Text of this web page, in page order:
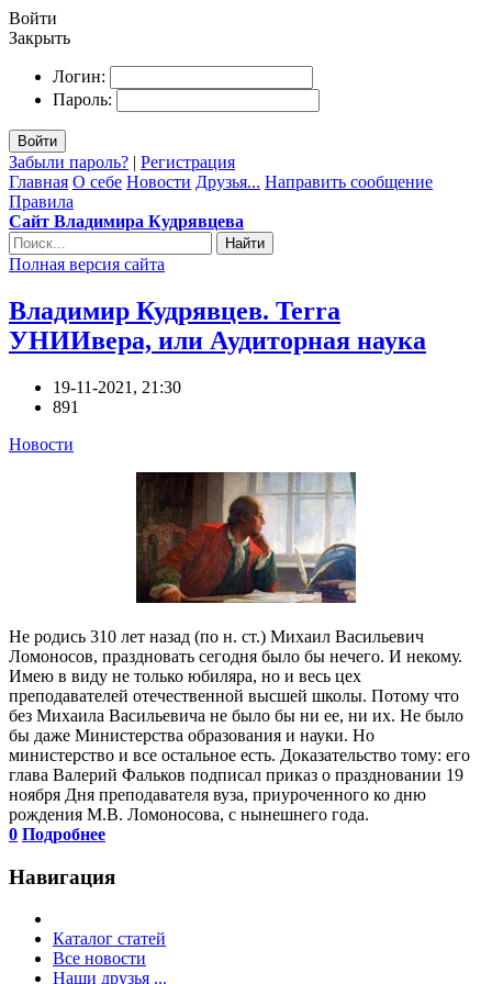
Войти
Закрыть
Логин:
Пароль:
Войти
Забыли пароль? | Регистрация
Главная О себе Новости Друзья... Направить сообщение
Правила
Сайт Владимира Кудрявцева
Найти
Полная версия сайта
Владимир Кудрявцев. Terra
УНИИвера, или Аудиторная наука
19-11-2021, 21:30
891
Новости
Не родись 310 лет назад (по н. ст.) Михаил Васильевич
Ломоносов, праздновать сегодня было бы нечего. И некому.
Имею в виду не только юбиляра, но и весь цех
преподавателей отечественной высшей школы. Потому что
без Михаила Васильевича не было бы ни ее, ни их. Не было
бы даже Министерства образования и науки. Но
министерство и все остальное есть. Доказательство тому: его
глава Валерий Фальков подписал приказ о праздновании 19
ноября Дня преподавателя вуза, приуроченного ко дню
рождения М.В. Ломоносова, с нынешнего года.
0 Подробнее
Навигация
Каталог статей
Все новости
Наши друзья ...